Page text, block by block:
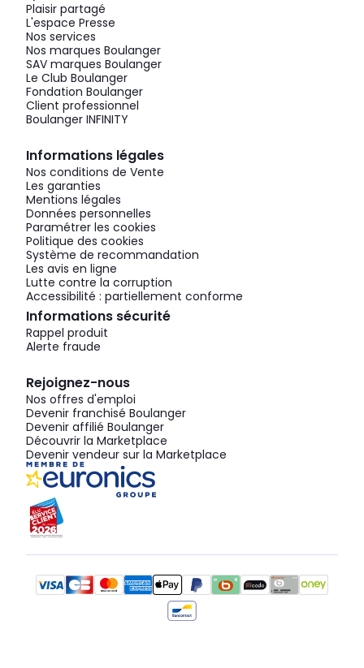
Plaisir partagé
L'espace Presse
Nos services
Nos marques Boulanger
SAV marques Boulanger
Le Club Boulanger
Fondation Boulanger
Client professionnel
Boulanger INFINITY
Informations légales
Nos conditions de Vente
Les garanties
Mentions légales
Données personnelles
Paramétrer les cookies
Politique des cookies
Système de recommandation
Les avis en ligne
Lutte contre la corruption
Accessibilité : partiellement conforme
Informations sécurité
Rappel produit
Alerte fraude
Rejoignez-nous
Nos offres d'emploi
Devenir franchisé Boulanger
Devenir affilié Boulanger
Découvrir la Marketplace
Devenir vendeur sur la Marketplace